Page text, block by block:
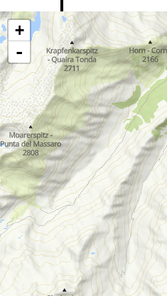
Till kontaktsidan
+
-